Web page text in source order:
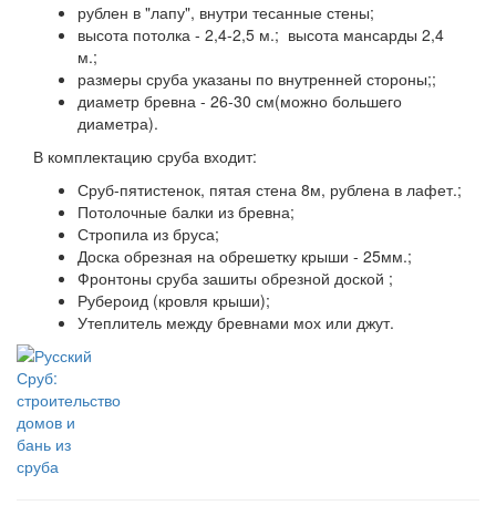
рублен в "лапу", внутри тесанные стены;
высота потолка - 2,4-2,5 м.; высота мансарды 2,4
м.;
размеры сруба указаны по внутренней стороны;;
диаметр бревна - 26-30 см(можно большего
диаметра).
В комплектацию сруба входит:
Сруб-пятистенок, пятая стена 8м, рублена в лафет.;
Потолочные балки из бревна;
Стропила из бруса;
Доска обрезная на обрешетку крыши - 25мм.;
Фронтоны сруба зашиты обрезной доской ;
Рубероид (кровля крыши);
Утеплитель между бревнами мох или джут.